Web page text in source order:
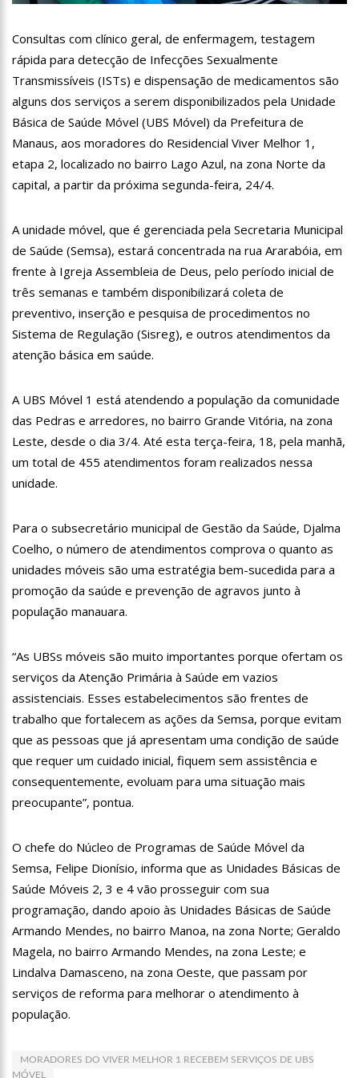
12:55 PIB do Japão registra crescimento pela primeira vez em 3
trimestres
12:49 Anitta diz que ficou dez meses sem sexo e revela como se
sentiu
12:37 Agenor Tupinambá fala sobre namoro com Lucas: “Não
houve traição”
Influenciadora e ex são encontrados mortos em carro no
interior de SP
14:56 Vídeo: Reação de Ana Clara após não pegar buquê em
14:52 Procon-AM orienta população que Lei do Troco é válida e
deve ser respeitada
Empresário ‘Passarão’, dono do porto Chibatão, morre em
São Paulo
11:52 Petrobras anuncia nova política de preços de combustíveis
11:36 Acusado de divulgar fotos de corpo de Marília Mendonça e
de outros artistas mortos vira réu
11:22 UEA e Sejusc lançam cursos de capacitação para
atendimento a Pessoas com Deficiência
11:09 Bruna Biancardi ganha mimo de R$ 820 de Neymar: ‘Se fez
presente mesmo distante’
14:30 Wilson Lima entrega Caimi Ada Rodrigues Viana revitalizado
segunda-feira (15)
14:17 Motoristas de aplicativo entram em greve em todo o Brasil
14:10 Após matar colegas, policial grava vídeo: “Te vejo no inferno”;
assista
13:52
Jovem sofre queimaduras de 1º grau no rosto após celular
13:35 Mulher morre atropelada a caminho do trabalho em Manaus
13:05 Cultura Manaus: 21ª Semana Nacional de Museus conta com
Agenor Tupinambá tem primeiro encontro com namorado
após um ano de relacionamento a distância
13:03 Prefeitura de Manaus realiza 1ª Feira Folclórica no Centro
Cultural Povos da Amazônia
12:56 OMS declara fim da emergência em saúde por mpox
12:45
Fornecedores entram com pedido de falência das lojas
Marisa
11:19
Secretaria de Fazenda alerta para golpes com pagamento
falso de IPVA por Pix
10:58 Idosa comemora 107 anos com festa temática da Barbie e
encanta web
10:43 Bolsonaro virá a Manaus ainda este ano para fortalecer pré-
candidatura de coronel Menezes à Prefeitura de Manaus em 2024
Ex-noivo de Marília Mendonça choca fãs com homenagem a
ela em seu casamento
10:15 Aos 43 anos, mulher com deficiência contrata jovem para
12:56 Virginia Fonseca mente sobre avião e Zé Felipe enfrenta
Consultas com clínico geral, de enfermagem, testagem
rápida para detecção de Infecções Sexualmente
Transmissíveis (ISTs) e dispensação de medicamentos são
alguns dos serviços a serem disponibilizados pela Unidade
Básica de Saúde Móvel (UBS Móvel) da Prefeitura de
Manaus, aos moradores do Residencial Viver Melhor 1,
etapa 2, localizado no bairro Lago Azul, na zona Norte da
capital, a partir da próxima segunda-feira, 24/4.
A unidade móvel, que é gerenciada pela Secretaria Municipal
de Saúde (Semsa), estará concentrada na rua Ararabóia, em
frente à Igreja Assembleia de Deus, pelo período inicial de
três semanas e também disponibilizará coleta de
preventivo, inserção e pesquisa de procedimentos no
Sistema de Regulação (Sisreg), e outros atendimentos da
atenção básica em saúde.
A UBS Móvel 1 está atendendo a população da comunidade
das Pedras e arredores, no bairro Grande Vitória, na zona
Leste, desde o dia 3/4. Até esta terça-feira, 18, pela manhã,
um total de 455 atendimentos foram realizados nessa
unidade.
Para o subsecretário municipal de Gestão da Saúde, Djalma
Coelho, o número de atendimentos comprova o quanto as
unidades móveis são uma estratégia bem-sucedida para a
promoção da saúde e prevenção de agravos junto à
população manauara.
“As UBSs móveis são muito importantes porque ofertam os
serviços da Atenção Primária à Saúde em vazios
assistenciais. Esses estabelecimentos são frentes de
trabalho que fortalecem as ações da Semsa, porque evitam
que as pessoas que já apresentam uma condição de saúde
que requer um cuidado inicial, fiquem sem assistência e
consequentemente, evoluam para uma situação mais
preocupante”, pontua.
O chefe do Núcleo de Programas de Saúde Móvel da
Semsa, Felipe Dionísio, informa que as Unidades Básicas de
Saúde Móveis 2, 3 e 4 vão prosseguir com sua
programação, dando apoio às Unidades Básicas de Saúde
Armando Mendes, no bairro Manoa, na zona Norte; Geraldo
Magela, no bairro Armando Mendes, na zona Leste; e
Lindalva Damasceno, na zona Oeste, que passam por
serviços de reforma para melhorar o atendimento à
população.
MORADORES DO VIVER MELHOR 1 RECEBEM SERVIÇOS DE UBS
MÓVEL